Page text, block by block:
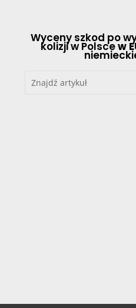
Wyceny szkod po
kolizji w Polscew